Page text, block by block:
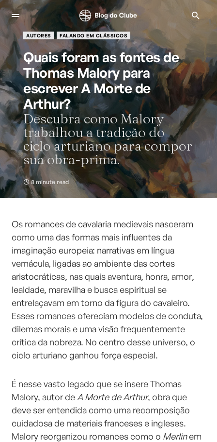
AUTORES FALANDO EM CLÁSSICOS
Quais foram as fontes de
Thomas Malory para
escrever A Morte de
Arthur?
Descubra como Malory
trabalhou a tradição do
ciclo arturiano para compor
sua obra-prima.
8 minute read
Os romances de cavalaria medievais nasceram
como uma das formas mais influentes da
imaginação europeia: narrativas em língua
vernácula, ligadas ao ambiente das cortes
aristocráticas, nas quais aventura, honra, amor,
lealdade, maravilha e busca espiritual se
entrelaçavam em torno da figura do cavaleiro.
Esses romances ofereciam modelos de conduta,
dilemas morais e uma visão frequentemente
crítica da nobreza. No centro desse universo, o
ciclo arturiano ganhou força especial.
É nesse vasto legado que se insere Thomas
Malory, autor de A Morte de Arthur, obra que
deve ser entendida como uma recomposição
cuidadosa de materiais franceses e ingleses.
Malory reorganizou romances como o Merlinem